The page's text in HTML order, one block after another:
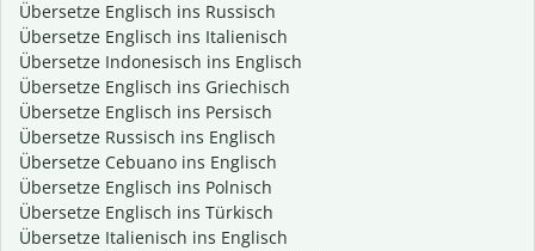
Übersetze Englisch ins Russisch
Übersetze Englisch ins Italienisch
Übersetze Indonesisch ins Englisch
Übersetze Englisch ins Griechisch
Übersetze Englisch ins Persisch
Übersetze Russisch ins Englisch
Übersetze Cebuano ins Englisch
Übersetze Englisch ins Polnisch
Übersetze Englisch ins Türkisch
Übersetze Italienisch ins Englisch